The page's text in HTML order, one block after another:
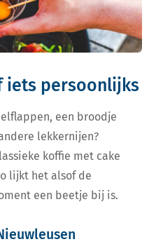
iets persoonlijks
een broodje
lekkernijen?
koffie met cake
lijkt het alsof de
een beetje bij is.